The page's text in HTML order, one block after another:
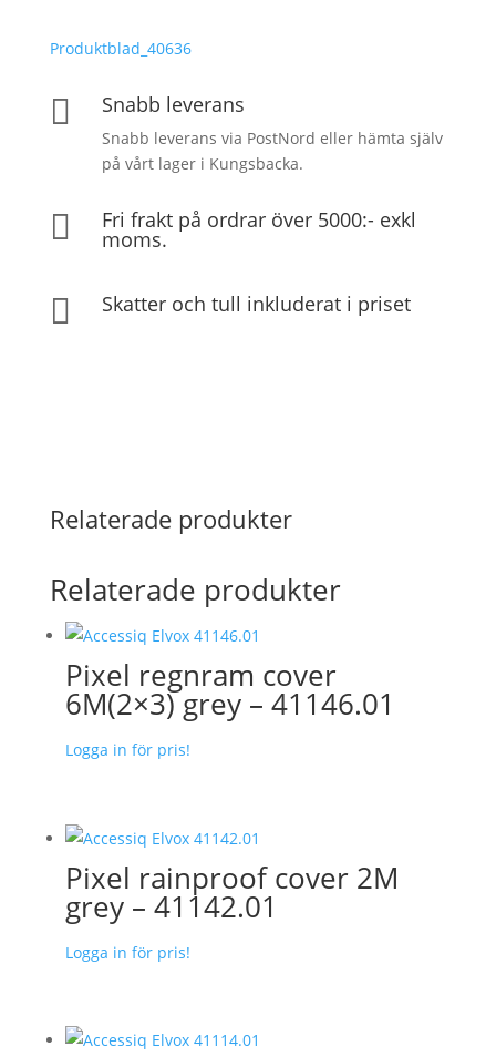
Produktblad_40636
 Snabb leverans
Snabb leverans via PostNord eller hämta själv
på vårt lager i Kungsbacka.
 Fri frakt på ordrar över 5000:- exkl
moms.
 Skatter och tull inkluderat i priset
Relaterade produkter
Relaterade produkter
Pixel regnram cover
6M(2×3) grey – 41146.01
Logga in för pris!
Pixel rainproof cover 2M
grey – 41142.01
Logga in för pris!